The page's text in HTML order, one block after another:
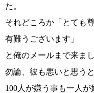
た。
それどころか「とても
有難うございます」
と俺のメールまで来まし
勿論、彼も悪いと思う
100人が嫌う事も一人